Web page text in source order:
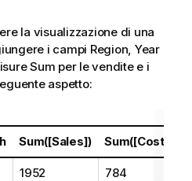
la visualizzazione di una
i campi Region Year
Sum per le vendite e i
aspetto:
Sum([Sales]) Sum([Costs])
1952 784